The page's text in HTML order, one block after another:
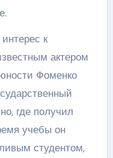
к
актером
Фоменко
где получил
учебы он
студентом,